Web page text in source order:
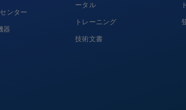
ンター
器
ータル
トレーニング
技術文書